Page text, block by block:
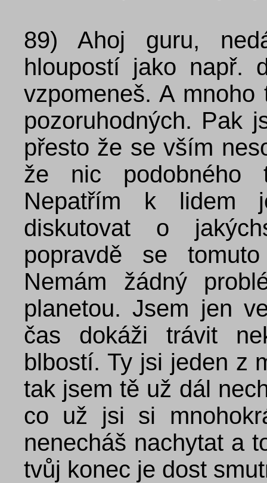
89) Ahoj guru,
hloupostí jako např.
vzpomeneš. A
pozoruhodných. Pak
přesto že se vším
že nic podobného
Nepatřím k lidem
diskutovat o
popravdě se
Nemám žádný
planetou. Jsem jen
čas dokáži trávit
blbostí. Ty jsi jeden z
tak jsem tě už dál
co už jsi si
nenecháš nachytat a
tvůj konec je dost